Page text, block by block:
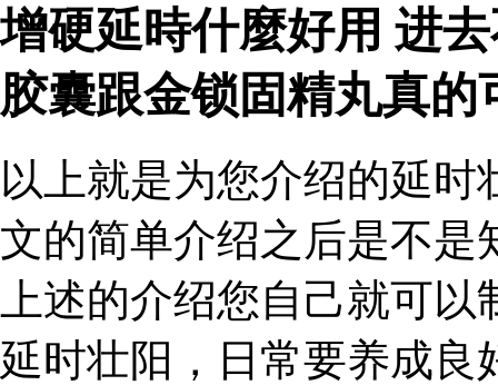
增硬延時什麼好用 进
胶囊跟金锁固精丸真的
以上就是为您介绍的延
文的简单介绍之后是不是
上述的介绍您自己就可
延时壮阳，日常要养成良